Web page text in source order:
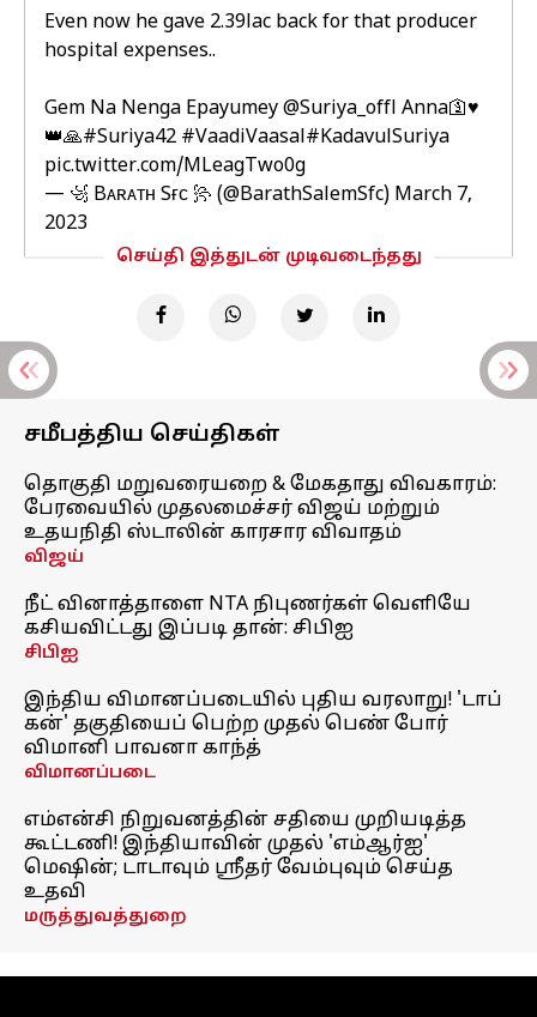
Even now he gave 2.39lac back for that producer
hospital expenses..
Gem Na Nenga Epayumey @Suriya_offl Anna🛐♥️
👑🙏#Suriya42 #VaadiVaasal#KadavulSuriya
pic.twitter.com/MLeagTwo0g
— ꧁ Bᴀʀᴀᴛʜ Sғᴄ ꧂ (@BarathSalemSfc) March 7,
2023
செய்தி இத்துடன் முடிவடைந்தது
சமீபத்திய செய்திகள்
தொகுதி மறுவரையறை & மேகதாது விவகாரம்:
பேரவையில் முதலமைச்சர் விஜய் மற்றும்
உதயநிதி ஸ்டாலின் காரசார விவாதம்
விஜய்
நீட் வினாத்தாளை NTA நிபுணர்கள் வெளியே
கசியவிட்டது இப்படி தான்: சிபிஐ
சிபிஐ
இந்திய விமானப்படையில் புதிய வரலாறு! 'டாப்
கன்' தகுதியைப் பெற்ற முதல் பெண் போர்
விமானி பாவனா காந்த்
விமானப்படை
எம்என்சி நிறுவனத்தின் சதியை முறியடித்த
கூட்டணி! இந்தியாவின் முதல் 'எம்ஆர்ஐ'
மெஷின்; டாடாவும் ஸ்ரீதர் வேம்புவும் செய்த
உதவி
மருத்துவத்துறை